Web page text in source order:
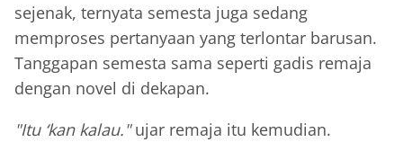
sejenak, ternyata semesta juga sedang
memproses pertanyaan yang terlontar barusan.
Tanggapan semesta sama seperti gadis remaja
dengan novel di dekapan.
"Itu ‘kan kalau."ujar remaja itu kemudian.